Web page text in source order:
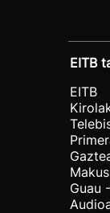
EITB
EITB
Guau